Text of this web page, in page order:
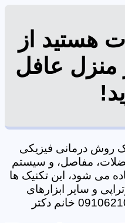
هستید از
منزل عافل
روش درمانی فیزیکی
مفاصل، و سیستم
می شود، این تکنیک ها
و سایر ابزارهای
فیزیک درمانی می شود. 09106210197 خانم دکتر